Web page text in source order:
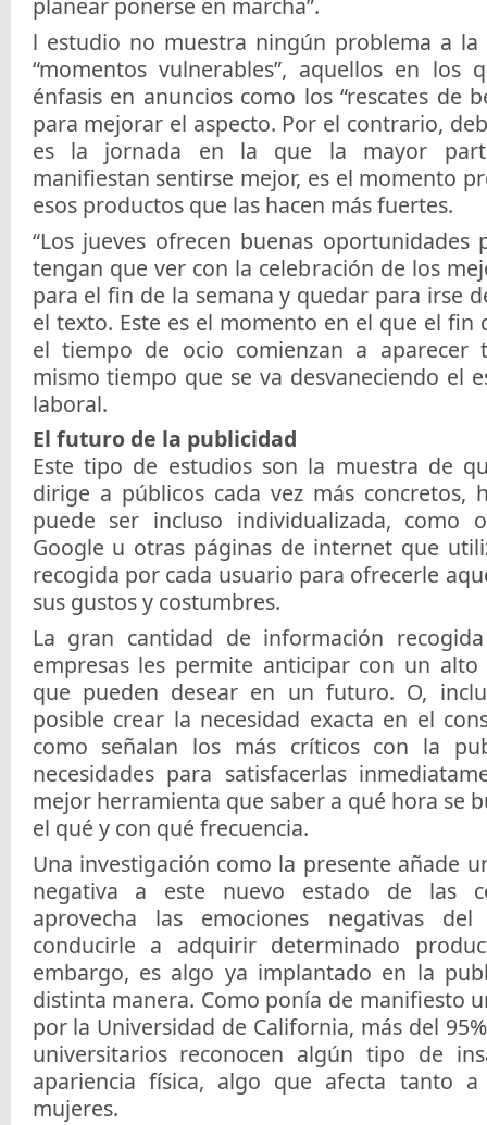
planear ponerse en marcha”.
l estudio no muestra ningún problema a
“momentos vulnerables”, aquellos en los
énfasis en anuncios como los “rescates de
para mejorar el aspecto. Por el contrario,
es la jornada en la que la mayor
manifiestan sentirse mejor, es el momento
esos productos que las hacen más fuertes.
“Los jueves ofrecen buenas oportunidades
tengan que ver con la celebración de los
para el fin de la semana y quedar para irse
el texto. Este es el momento en el que el fin
el tiempo de ocio comienzan a aparecer
mismo tiempo que se va desvaneciendo el
laboral.
El futuro de la publicidad
Este tipo de estudios son la muestra de
dirige a públicos cada vez más concretos,
puede ser incluso individualizada, como
Google u otras páginas de internet que
recogida por cada usuario para ofrecerle
sus gustos y costumbres.
La gran cantidad de información
empresas les permite anticipar con un
que pueden desear en un futuro. O,
posible crear la necesidad exacta en el
como señalan los más críticos con la
necesidades para satisfacerlas
mejor herramienta que saber a qué hora se
el qué y con qué frecuencia.
Una investigación como la presente añade
negativa a este nuevo estado de las
aprovecha las emociones negativas
conducirle a adquirir determinado
embargo, es algo ya implantado en la
distinta manera. Como ponía de manifiesto
por la Universidad de California, más del
universitarios reconocen algún tipo de
apariencia física, algo que afecta tanto
mujeres.